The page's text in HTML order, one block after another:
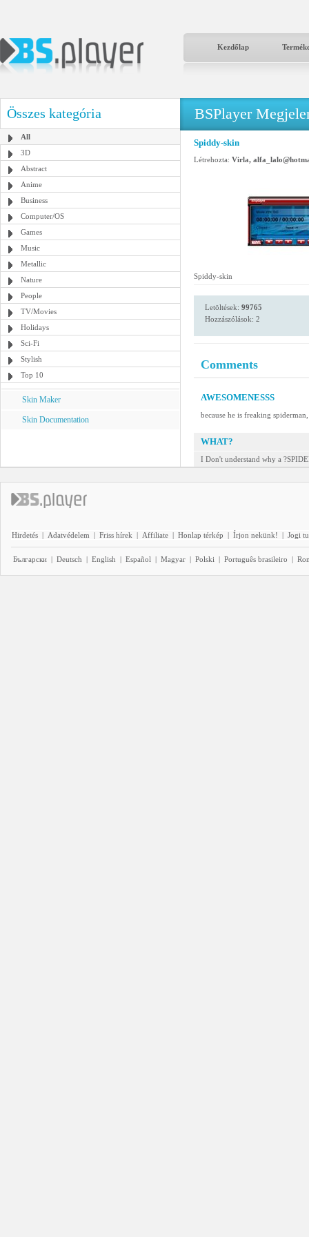
Kezdőlap
Összes kategória
All
3D
Abstract
Anime
Business
Computer/OS
Games
Music
Metallic
Nature
People
TV/Movies
Holidays
Sci-Fi
Stylish
Top 10
Skin Maker
Skin Documentation
BSPlayer
Spiddy-skin
Létrehozta: Virla,
Spiddy-skin
Letöltések: 99765
Hozzászólások: 2
Comments
AWESOMENESSS
because he is freaking
WHAT?
I Don't understand why a
Hirdetés | Adatvédelem | Friss hírek | Affiliate | Honlap térkép | Írjon nekünk! | Jogi
Български | Deutsch | English | Español | Magyar | Polski | Português brasileiro |